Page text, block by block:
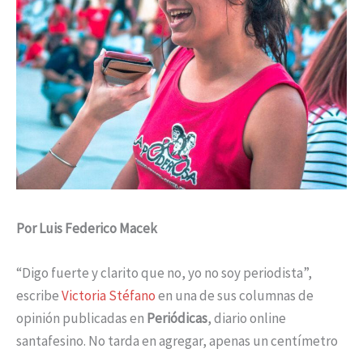
Por Luis Federico Macek
“Digo fuerte y clarito que no, yo no soy periodista”,
escribeVictoria Stéfanoen una de sus columnas de
opinión publicadas en Periódicas, diario online
santafesino. No tarda en agregar, apenas un centímetro